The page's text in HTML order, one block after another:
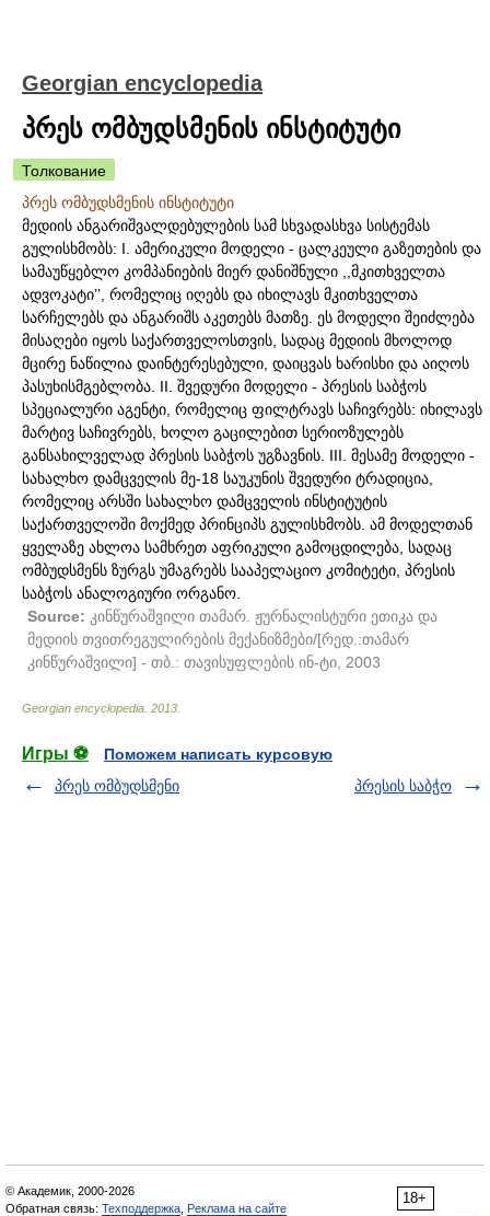
Georgian encyclopedia
პრეს ომბუდსმენის ინსტიტუტი
Толкование
პრეს ომბუდსმენის ინსტიტუტი
მედიის ანგარიშვალდებულების სამ სხვადასხვა სისტემას
გულისხმობს: I. ამერიკული მოდელი - ცალკეული გაზეთების და
სამაუწყებლო კომპანიების მიერ დანიშნული ,,მკითხველთა
ადვოკატი’’, რომელიც იღებს და იხილავს მკითხველთა
სარჩელებს და ანგარიშს აკეთებს მათზე. ეს მოდელი შეიძლება
მისაღები იყოს საქართველოსთვის, სადაც მედიის მხოლოდ
მცირე ნაწილია დაინტერესებული, დაიცვას ხარისხი და აიღოს
პასუხისმგებლობა. II. შვედური მოდელი - პრესის საბჭოს
სპეციალური აგენტი, რომელიც ფილტრავს საჩივრებს: იხილავს
მარტივ საჩივრებს, ხოლო გაცილებით სერიოზულებს
განსახილველად პრესის საბჭოს უგზავნის. III. მესამე მოდელი -
სახალხო დამცველის მე-18 საუკუნის შვედური ტრადიცია,
რომელიც არსში სახალხო დამცველის ინსტიტუტის
საქართველოში მოქმედ პრინციპს გულისხმობს. ამ მოდელთან
ყველაზე ახლოა სამხრეთ აფრიკული გამოცდილება, სადაც
ომბუდსმენს ზურგს უმაგრებს სააპელაციო კომიტეტი, პრესის
საბჭოს ანალოგიური ორგანო.
Source: კინწურაშვილი თამარ. ჟურნალისტური ეთიკა და
მედიის თვითრეგულირების მექანიზმები/[რედ.:თამარ
კინწურაშვილი] - თბ.: თავისუფლების ინ-ტი, 2003
Georgian encyclopedia 2013
Игры ⚽
Поможем написать курсовую
პრეს ომბუდსმენი
პრესის საბჭო
18+
© Академик, 2000-2026
Обратная связь: Техподдержка Реклама на сайте